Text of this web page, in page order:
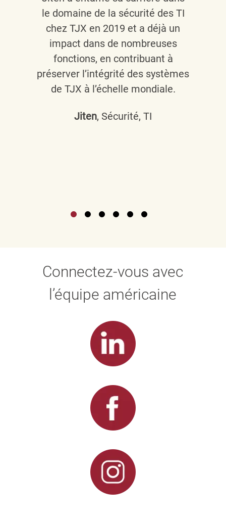
le domaine de la sécurité des TI
chez TJX en 2019 et a déjà un
impact dans de nombreuses
fonctions, en contribuant à
préserver l’intégrité des systèmes
de TJX à l’échelle mondiale.
Jiten, Sécurité, TI
Connectez-vous avec
l’équipe américaine